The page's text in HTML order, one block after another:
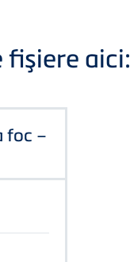
aici:
foc –